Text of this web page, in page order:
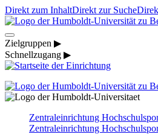
Direkt zum InhaltDirekt zur Suche
Zielgruppen ▶
Schnellzugang ▶
Zentraleinrichtung
Zentraleinrichtung